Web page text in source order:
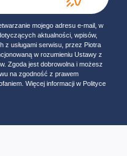
mojego adresu e-mail, w
aktualności, wpisów,
z usługami serwisu, przez Piotra
w rozumieniu Ustawy z
Zgoda jest dobrowolna i możesz
na zgodność z prawem
Więcej informacji w Polityce